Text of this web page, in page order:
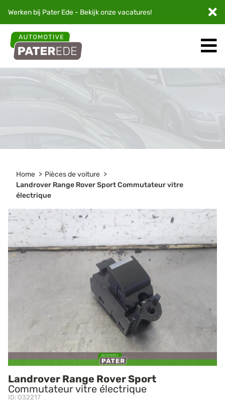
Werken bij Pater Ede - Bekijk onzevacatures!
Home
Pièces de voiture
Landrover Range Rover Sport Commutateur vitre
électrique
Landrover Range Rover Sport
Commutateur vitre électrique
ID: O32217